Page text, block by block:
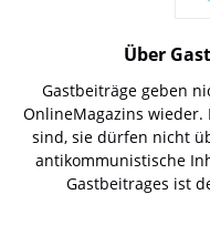
Über
Gastbeiträge geben
OnlineMagazins wieder.
sind, sie dürfen nicht
antikommunistische
Gastbeitrages ist